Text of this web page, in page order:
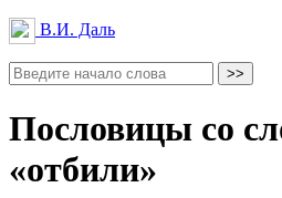
В.И. Даль
Пословицы со
«отбили»